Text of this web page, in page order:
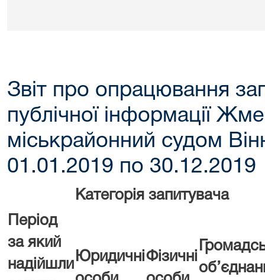
Звіт про опрацювання
публічної інформації
міськрайонний судом
01.01.2019 по 30.12.2019
Період
за який
надійшли
Категорія запитувача
ЮридичніФізичні